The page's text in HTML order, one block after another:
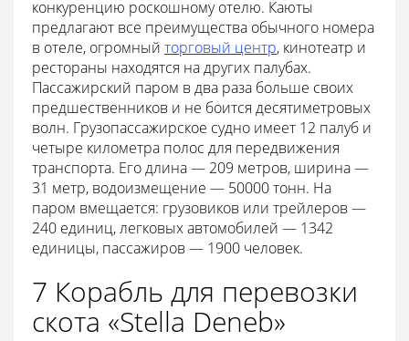
конкуренцию роскошному отелю. Каюты
предлагают все преимущества обычного номера
в отеле, огромный торговый центр, кинотеатр и
рестораны находятся на других палубах.
Пассажирский паром в два раза больше своих
предшественников и не боится десятиметровых
волн. Грузопассажирское судно имеет 12 палуб и
четыре километра полос для передвижения
транспорта. Его длина — 209 метров, ширина —
31 метр, водоизмещение — 50000 тонн. На
паром вмещается: грузовиков или трейлеров —
240 единиц, легковых автомобилей — 1342
единицы, пассажиров — 1900 человек.
7 Корабль для перевозки
скота «Stella Deneb»